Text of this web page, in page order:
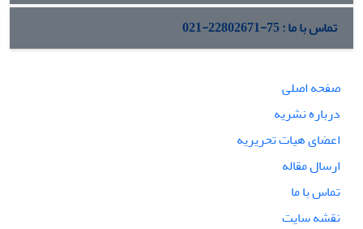
تماس با ما : 75-22802671-021
صفحه اصلی
درباره نشریه
اعضای هیات تحریریه
ارسال مقاله
تماس با ما
نقشه سایت